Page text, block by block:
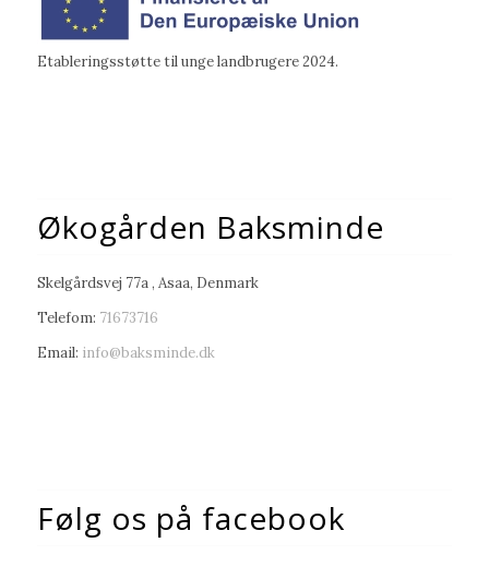
Etableringsstøtte til unge landbrugere 2024.
Økogården Baksminde
Skelgårdsvej 77a , Asaa, Denmark
Telefom: 71673716
Email: info@baksminde.dk
Følg os på facebook